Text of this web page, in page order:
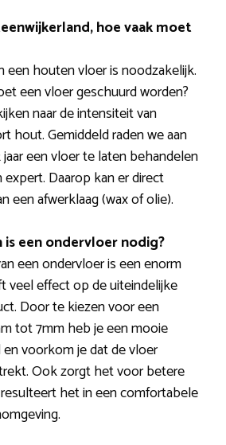
hoe vaak moet
een houten vloer is noodzakelijk.
een vloer geschuurd worden?
naar de intensiteit van
hout. Gemiddeld raden we aan
een vloer te laten behandelen
Daarop kan er direct
een afwerklaag (wax of olie).
is een ondervloer nodig?
een ondervloer is een enorm
veel effect op de uiteindelijke
Door te kiezen voor een
tot 7mm heb je een mooie
voorkom je dat de vloer
Ook zorgt het voor betere
het in een comfortabele